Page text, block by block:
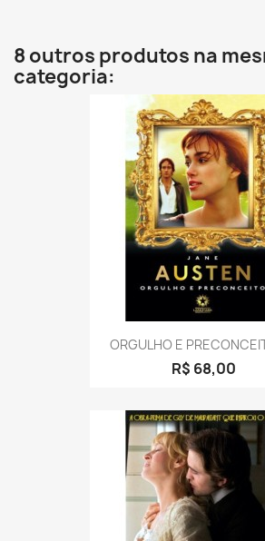
8 outros produtos na
categoria:
ORGULHO E
R$ 68,00